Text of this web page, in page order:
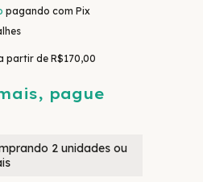
pagando com Pix
partir deR$170,00
pague
2 unidades ou